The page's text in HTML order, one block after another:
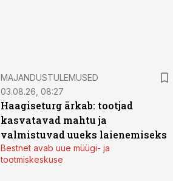
MAJANDUSTULEMUSED
03.08.26, 08:27
Haagiseturg ärkab: tootjad
kasvatavad mahtu ja
valmistuvad uueks laienemiseks
Bestnet avab uue müügi- ja
tootmiskeskuse